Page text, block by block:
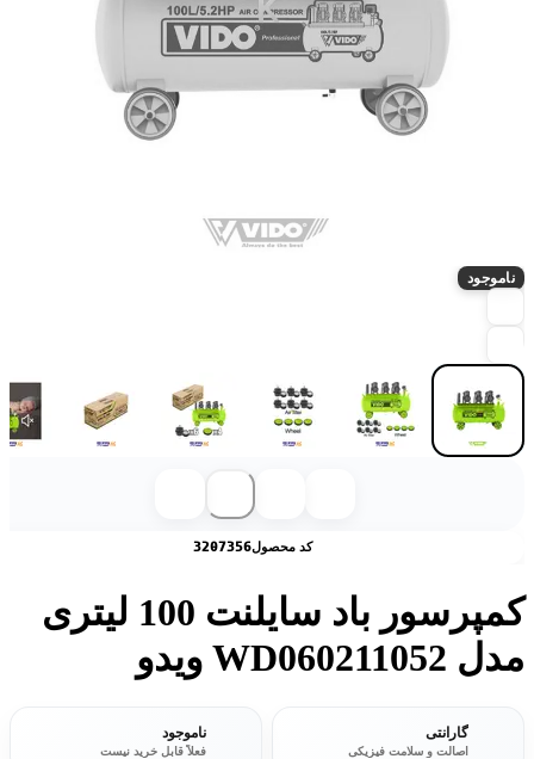
ناموجود
کد محصول3207356
کمپرسور باد سایلنت 100 لیتری
مدل WD060211052 ویدو
گارانتی
اصالت و سلامت فیزیکی
ناموجود
فعلاً قابل خرید نیست